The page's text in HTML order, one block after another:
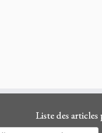
Liste des articles